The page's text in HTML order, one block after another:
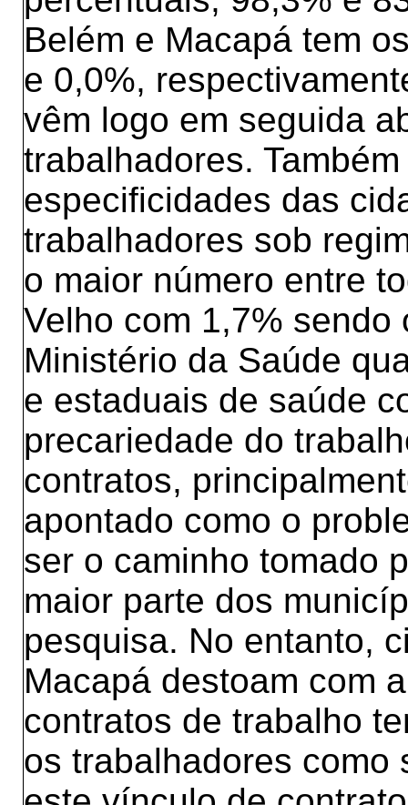
Belém e Macapá tem
e 0,0%,
vêm logo em seguida
trabalhadores.
especificidades das
trabalhadores sob
o maior número entre
Velho com 1,7% sendo
Ministério da Saúde
e estaduais de saúde
precariedade do
contratos,
apontado como o
ser o caminho tomado
maior parte dos
pesquisa. No entanto,
Macapá destoam com
contratos de trabalho
os trabalhadores como